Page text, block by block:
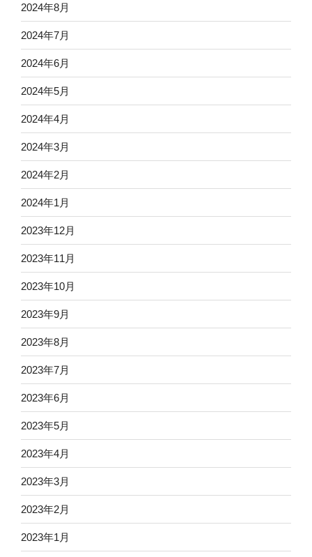
2024年8月
2024年7月
2024年6月
2024年5月
2024年4月
2024年3月
2024年2月
2024年1月
2023年12月
2023年11月
2023年10月
2023年9月
2023年8月
2023年7月
2023年6月
2023年5月
2023年4月
2023年3月
2023年2月
2023年1月